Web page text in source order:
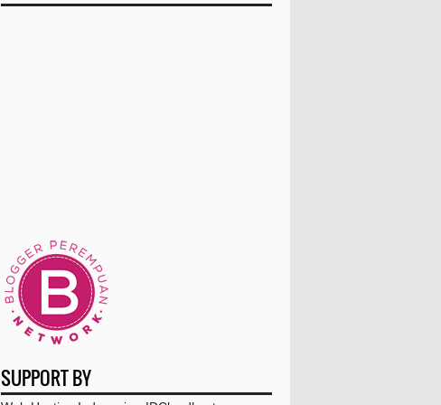
►December
▼ November (35)
PENEMU MICROBIAL PLUS
SUPPORT BY